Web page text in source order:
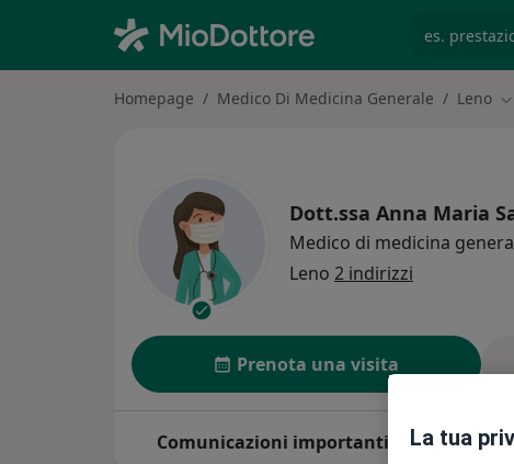
Homepage Medico Di Medicina Generale Leno
Dott.ssa Anna Maria
Medico di medicina
Leno 2 indirizzi
Prenota una visita
Comunicazioni importanti La tua